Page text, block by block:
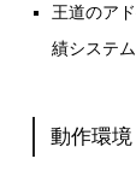
王道のア
績システ
動作環境